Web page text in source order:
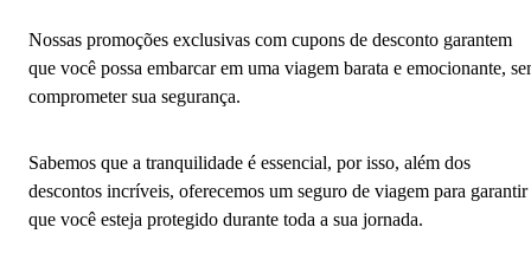
Nossas promoções exclusivas com cupons de desconto garantem
que você possa embarcar em uma viagem barata e emocionante,
comprometer sua segurança.
Sabemos que a tranquilidade é essencial, por isso, além dos
descontos incríveis, oferecemos um seguro de viagem para garantir
que você esteja protegido durante toda a sua jornada.